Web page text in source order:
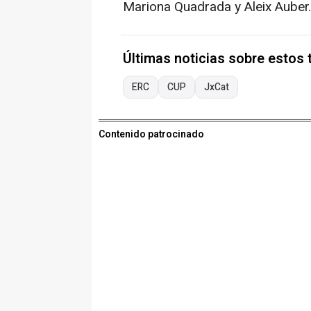
Mariona Quadrada y Aleix Auber.
Últimas noticias sobre estos
ERC CUP JxCat
Contenido patrocinado